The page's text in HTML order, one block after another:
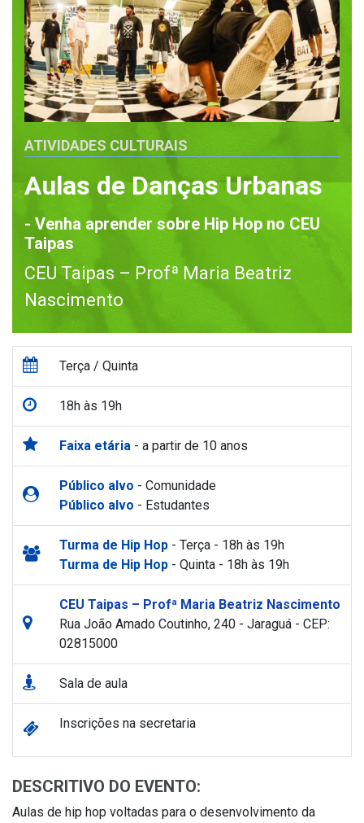
ATIVIDADES CULTURAIS
Aulas de Danças Urbanas
- Venha aprender sobre Hip Hop no CEU
Taipas
CEU Taipas – Profª Maria Beatriz
Nascimento
Terça / Quinta
18h às 19h
Faixa etária - a partir de 10 anos
Público alvo - Comunidade
Público alvo - Estudantes
Turma de Hip Hop - Terça - 18h às 19h
Turma de Hip Hop - Quinta - 18h às 19h
CEU Taipas – Profª Maria Beatriz Nascimento
Rua João Amado Coutinho, 240 - Jaraguá - CEP:
02815000
Sala de aula
Inscrições na secretaria
DESCRITIVO DO EVENTO:
Aulas de hip hop voltadas para o desenvolvimento da